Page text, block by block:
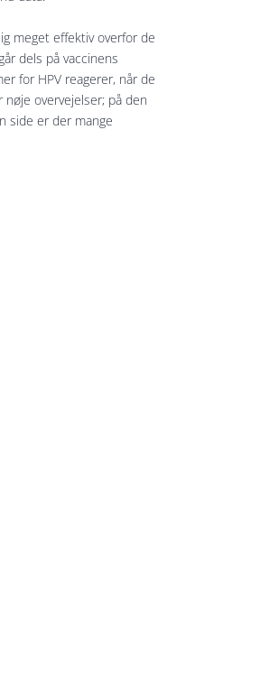
meget effektiv overfor de
dels på vaccinens
for HPV reagerer, når de
overvejelser; på den
side er der mange